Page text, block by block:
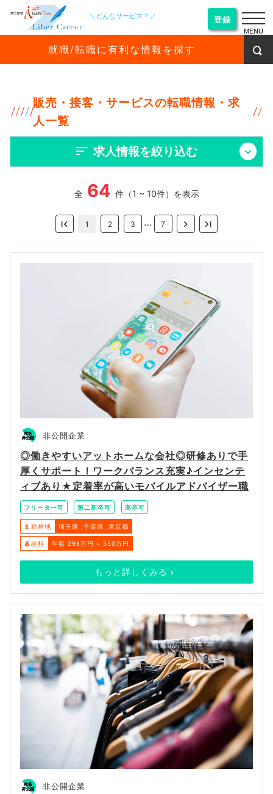
＼どんなサービス？／ 登録
就職/転職に有利な情報を探す
販売・接客・サービスの転職情報・求
人一覧
求人情報を絞り込む
全64 件（1 ~ 10件）を表示
1 2 3 … 7
非公開企業
◎働きやすいアットホームな会社◎研修ありで手
厚くサポート！ワークバランス充実♪インセンテ
ィブあり★定着率が高いモバイルアドバイザー職
フリーター可 第二新卒可 高卒可
勤務地 埼玉県 千葉県 東京都
給料 年収 298万円 ~ 350万円
もっと詳しくみる
非公開企業
MENU